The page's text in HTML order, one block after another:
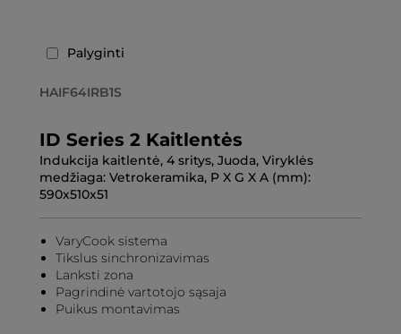
Palyginti
HAIF64IRB1S
ID Series 2 Kaitlentės
Indukcija kaitlentė, 4 sritys, Juoda, Viryklės
medžiaga: Vetrokeramika, P X G X A (mm):
590x510x51
VaryCook sistema
Tikslus sinchronizavimas
Lanksti zona
Pagrindinė vartotojo sąsaja
Puikus montavimas